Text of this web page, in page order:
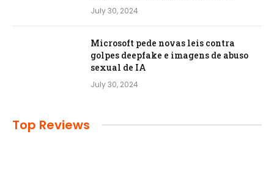
July 30, 2024
Microsoft pede novas leis contra
golpes deepfake e imagens de abuso
sexual de IA
July 30, 2024
Top Reviews